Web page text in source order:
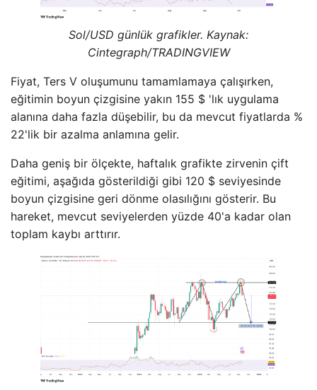
Sol/USD günlük grafikler. Kaynak:
Cintegraph/TRADINGVIEW
Fiyat, Ters V oluşumunu tamamlamaya çalışırken,
eğitimin boyun çizgisine yakın 155 $ 'lık uygulama
alanına daha fazla düşebilir, bu da mevcut fiyatlarda %
22'lik bir azalma anlamına gelir.
Daha geniş bir ölçekte, haftalık grafikte zirvenin çift
eğitimi, aşağıda gösterildiği gibi 120 $ seviyesinde
boyun çizgisine geri dönme olasılığını gösterir. Bu
hareket, mevcut seviyelerden yüzde 40'a kadar olan
toplam kaybı arttırır.